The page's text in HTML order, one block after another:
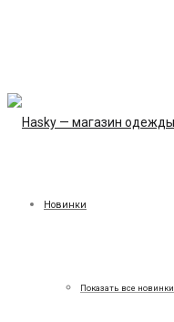
Новинки
Показать все новинки